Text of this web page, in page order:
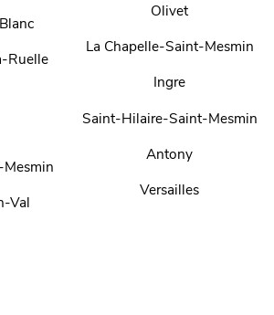
Ruelle
Val
Olivet
La Chapelle-Saint-Mesmin
Ingre
Saint-Hilaire-Saint-Mesmin
Antony
Versailles